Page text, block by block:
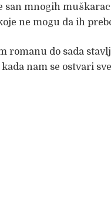
san mnogih
ne mogu da ih
romanu do sada
nam se ostvari